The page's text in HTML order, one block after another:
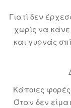
Γιατί δεν
χωρίς να
και γυρνάς
Κάποιες
Όταν δεν